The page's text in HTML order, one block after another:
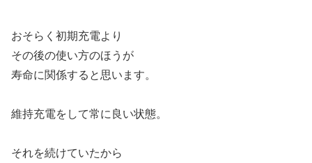
おそらく初期充電より
その後の使い方のほうが
寿命に関係すると思います。
維持充電をして常に良い状態。
それを続けていたから